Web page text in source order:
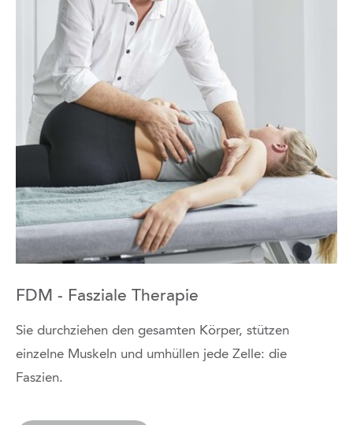
FDM - Fasziale Therapie
Sie durchziehen den gesamten Körper, stützen
einzelne Muskeln und umhüllen jede Zelle: die
Faszien.